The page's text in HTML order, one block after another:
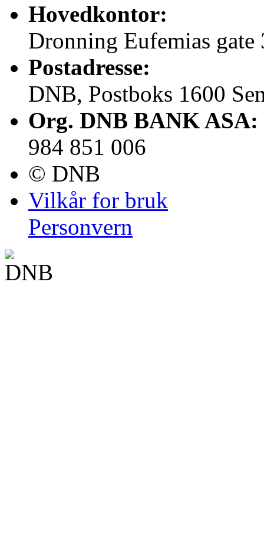
Hovedkontor:
Dronning Eufemias gate
Postadresse:
DNB, Postboks 1600
Org. DNB BANK ASA:
984 851 006
© DNB
Vilkår for bruk
Personvern